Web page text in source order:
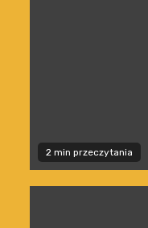
2 min przeczytania